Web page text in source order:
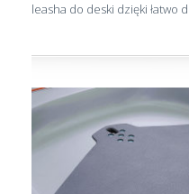
leasha do deski dzięki łatwo